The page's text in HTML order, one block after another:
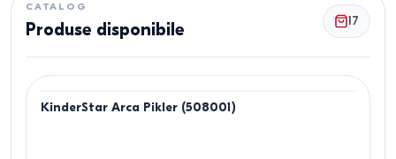
CATALOG
Produse disponibile 17
KinderStar Arca Pikler (508001)